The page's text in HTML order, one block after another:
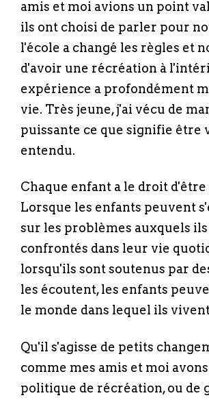
amis et moi avions un point
ils ont choisi de parler pour
l'école a changé les règles et
d'avoir une récréation à
expérience a profondément
vie. Très jeune, j'ai vécu de
puissante ce que signifie être
entendu.
Chaque enfant a le droit
Lorsque les enfants peuvent
sur les problèmes auxquels
confrontés dans leur vie
lorsqu'ils sont soutenus par
les écoutent, les enfants
le monde dans lequel ils
Qu'il s'agisse de petits
comme mes amis et moi
politique de récréation, ou de